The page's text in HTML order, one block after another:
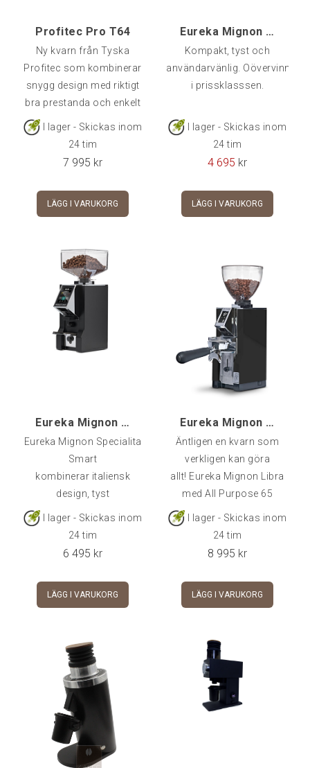
Profitec Pro T64
Ny kvarn från Tyska
Profitec som kombinerar
snygg design med riktigt
bra prestanda och enkelt
I lager - Skickas inom
24 tim
7 995 kr
LÄGG I VARUKORG
Eureka Mignon Specialita, Svart
Kompakt, tyst och
användarvänlig. Oövervinnlig
i prissklasssen.
I lager - Skickas inom
24 tim
4 695 kr
LÄGG I VARUKORG
Eureka Mignon Specialita SMART, Svart
Eureka Mignon Specialita
Smart
kombinerar italiensk
design, tyst
I lager - Skickas inom
24 tim
6 495 kr
LÄGG I VARUKORG
Eureka Mignon Libra 65 AP, Svart
Äntligen en kvarn som
verkligen kan göra
allt! Eureka Mignon Libra
med All Purpose 65
I lager - Skickas inom
24 tim
8 995 kr
LÄGG I VARUKORG